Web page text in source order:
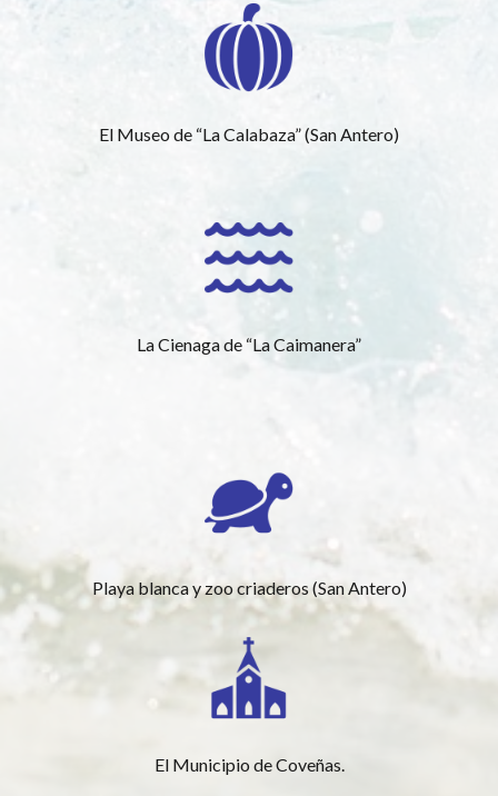
El Museo de “La Calabaza” (San Antero)
La Cienaga de “La Caimanera”
Playa blanca y zoo criaderos (San Antero)
El Municipio de Coveñas.